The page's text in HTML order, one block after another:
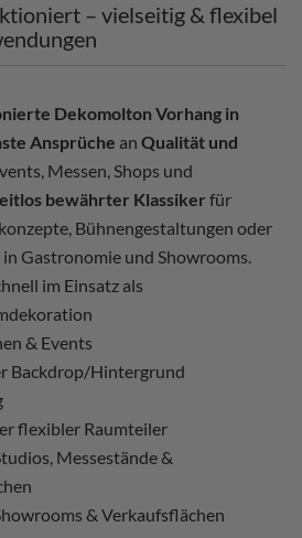
– vielseitig & flexibel
Dekomolton Vorhang in
Ansprüche an Qualität und
Messen, Shops und
bewährter Klassiker für
Bühnengestaltungen oder
Gastronomie und Showrooms.
im Einsatz als
& Events
Backdrop/Hintergrund
flexibler Raumteiler
Messestände &
& Verkaufsflächen